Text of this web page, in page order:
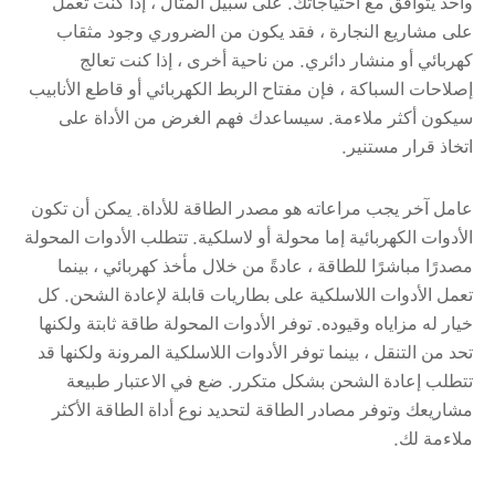
على مشاريع النجارة ، فقد يكون من الضروري وجود مثقاب
كهربائي أو منشار دائري. من ناحية أخرى ، إذا كنت تعالج
إصلاحات السباكة ، فإن مفتاح الربط الكهربائي أو قاطع الأنابيب
سيكون أكثر ملاءمة. سيساعدك فهم الغرض من الأداة على
اتخاذ قرار مستنير.
عامل آخر يجب مراعاته هو مصدر الطاقة للأداة. يمكن أن تكون
الأدوات الكهربائية إما محولة أو لاسلكية. تتطلب الأدوات المحولة
مصدرًا مباشرًا للطاقة ، عادةً من خلال مأخذ كهربائي ، بينما
تعمل الأدوات اللاسلكية على بطاريات قابلة لإعادة الشحن. كل
خيار له مزاياه وقيوده. توفر الأدوات المحولة طاقة ثابتة ولكنها
تحد من التنقل ، بينما توفر الأدوات اللاسلكية المرونة ولكنها قد
تتطلب إعادة الشحن بشكل متكرر. ضع في الاعتبار طبيعة
مشاريعك وتوفر مصادر الطاقة لتحديد نوع أداة الطاقة الأكثر
ملاءمة لك.